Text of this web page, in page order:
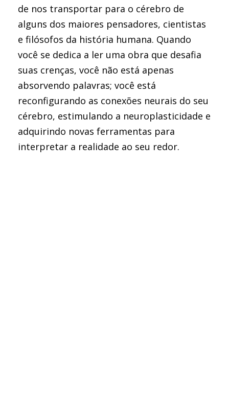
de nos transportar para o cérebro de
alguns dos maiores pensadores, cientistas
e filósofos da história humana. Quando
você se dedica a ler uma obra que desafia
suas crenças, você não está apenas
absorvendo palavras; você está
reconfigurando as conexões neurais do seu
cérebro, estimulando a neuroplasticidade e
adquirindo novas ferramentas para
interpretar a realidade ao seu redor.